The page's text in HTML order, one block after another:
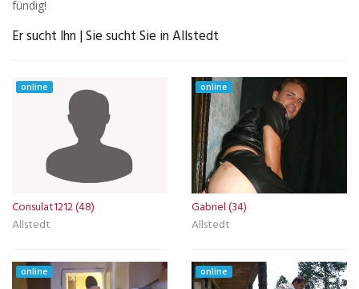
fündig!
Er sucht Ihn | Sie sucht Sie in Allstedt
online
Consulat1212 (48)
Allstedt
online
Gabriel (34)
Allstedt
online online